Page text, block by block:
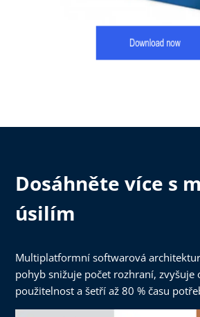
Dosáhněte více s
úsilím
Multiplatformní softwarová
pohyb snižuje počet rozhraní, zvyšuje
použitelnost a šetří až 80 % času